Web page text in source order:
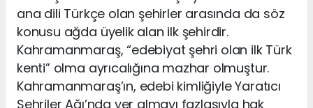
ana dili Türkçe olan şehirler arasında da söz
konusu ağda üyelik alan ilk şehirdir.
Kahramanmaraş, “edebiyat şehri olan ilk Türk
kenti” olma ayrıcalığına mazhar olmuştur.
Kahramanmaraş’ın, edebi kimliğiyle Yaratıcı
Şehriler Ağı’nda yer almayı fazlasıyla hak